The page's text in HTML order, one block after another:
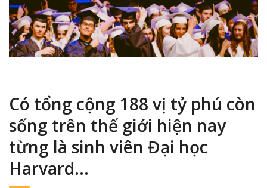
Có tổng cộng 188 vị tỷ phú còn
sống trên thế giới hiện nay
từng là sinh viên Đại học
Harvard…